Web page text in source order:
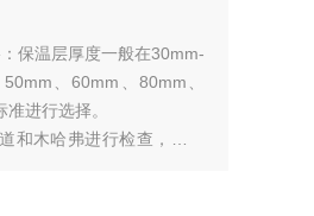
保温层厚度一般在30mm-
、60mm、80mm、
进行选择。